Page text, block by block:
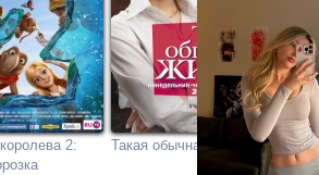
2:
Такая обычная жизнь Царь